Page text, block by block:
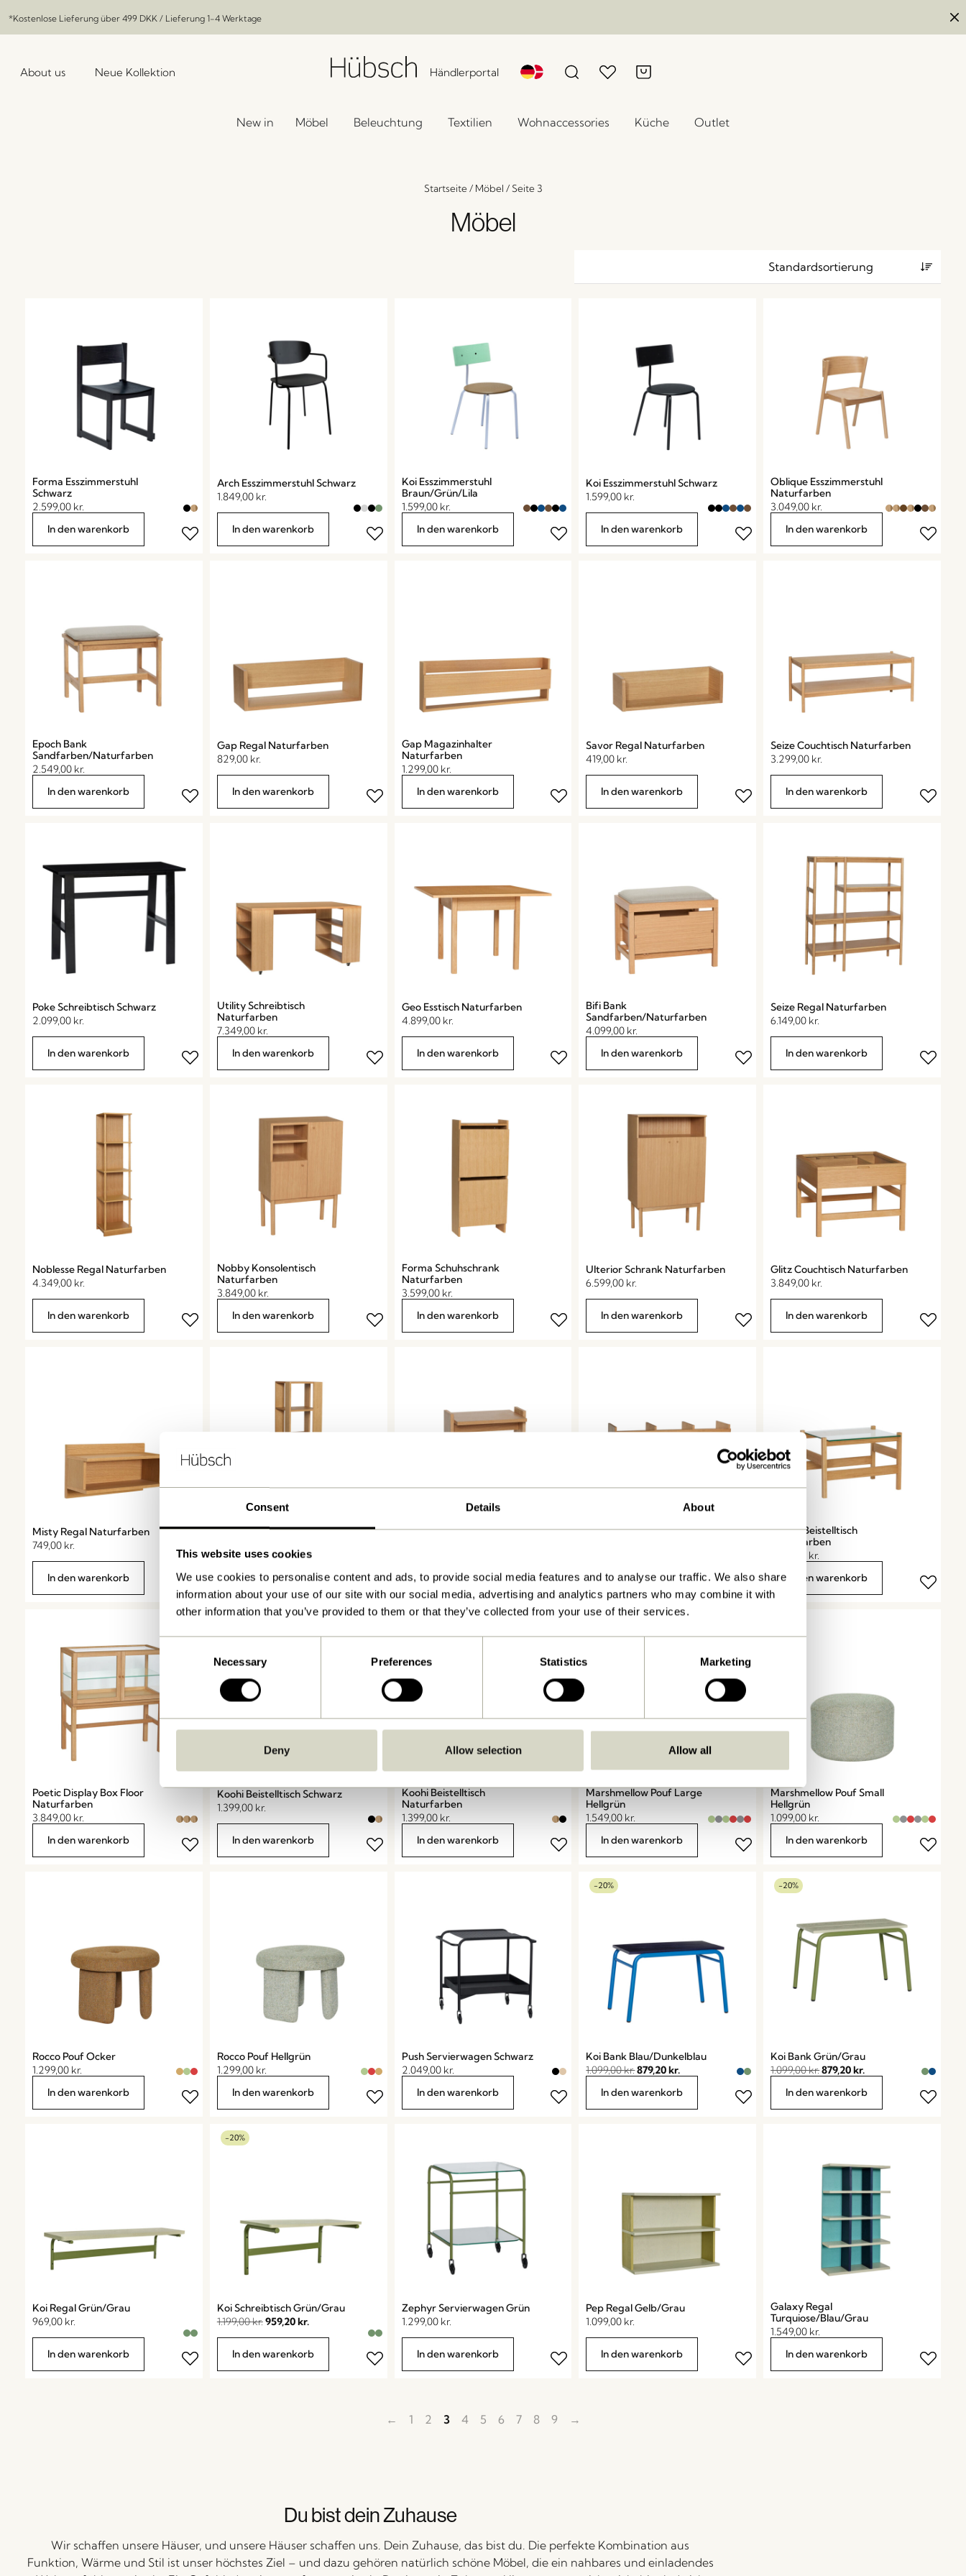
Consent Details About
This website uses cookies
We use cookies to personalise content and ads, to provide social media features and to analyse our traffic. We also share
information about your use of our site with our social media, advertising and analytics partners who may combine it with
other information that you’ve provided to them or that they’ve collected from your use of their services.
Necessary Preferences Statistics Marketing
Deny Allow selection Allow all
*Kostenlose Lieferung über 499 DKK / Lieferung 1-4 Werktage
About us Neue Kollektion Händlerportal
New in Möbel Beleuchtung Textilien Wohnaccessories Küche Outlet
Startseite/ Möbel / Seite 3
Möbel
Forma Esszimmerstuhl
Schwarz
2.599,00 kr.
In den warenkorb
Arch Esszimmerstuhl Schwarz
1.849,00 kr.
In den warenkorb
Koi Esszimmerstuhl
Braun/Grün/Lila
1.599,00 kr.
In den warenkorb
Koi Esszimmerstuhl Schwarz
1.599,00 kr.
In den warenkorb
Oblique Esszimmerstuhl
Naturfarben
3.049,00 kr.
In den warenkorb
Epoch Bank
Sandfarben/Naturfarben
2.549,00 kr.
In den warenkorb
Gap Regal Naturfarben
829,00 kr.
In den warenkorb
Gap Magazinhalter
Naturfarben
1.299,00 kr.
In den warenkorb
Savor Regal Naturfarben
419,00 kr.
In den warenkorb
Seize Couchtisch Naturfarben
3.299,00 kr.
In den warenkorb
Poke Schreibtisch Schwarz
2.099,00 kr.
In den warenkorb
Utility Schreibtisch
Naturfarben
7.349,00 kr.
In den warenkorb
Geo Esstisch Naturfarben
4.899,00 kr.
In den warenkorb
Bifi Bank
Sandfarben/Naturfarben
4.099,00 kr.
In den warenkorb
Seize Regal Naturfarben
6.149,00 kr.
In den warenkorb
Noblesse Regal Naturfarben
4.349,00 kr.
In den warenkorb
Nobby Konsolentisch
Naturfarben
3.849,00 kr.
In den warenkorb
Forma Schuhschrank
Naturfarben
3.599,00 kr.
In den warenkorb
Ulterior Schrank Naturfarben
6.599,00 kr.
In den warenkorb
Glitz Couchtisch Naturfarben
3.849,00 kr.
In den warenkorb
Misty Regal Naturfarben
749,00 kr.
In den warenkorb
Merge Regal Naturfarben
In den warenkorb
Futu Beistelltisch Naturfarben
In den warenkorb
Momentum Schrank
In den warenkorb
Ledge Beistelltisch
Naturfarben
kr.
In den warenkorb
Poetic Display Box Floor
Naturfarben
3.849,00 kr.
In den warenkorb
Koohi Beistelltisch Schwarz
1.399,00 kr.
In den warenkorb
Koohi Beistelltisch
Naturfarben
1.399,00 kr.
In den warenkorb
Marshmellow Pouf Large
Hellgrün
1.549,00 kr.
In den warenkorb
Marshmellow Pouf Small
Hellgrün
1.099,00 kr.
In den warenkorb
Rocco Pouf Ocker
1.299,00 kr.
In den warenkorb
Rocco Pouf Hellgrün
1.299,00 kr.
In den warenkorb
Push Servierwagen Schwarz
2.049,00 kr.
In den warenkorb
-20%
Koi Bank Blau/Dunkelblau
1.099,00kr.879,20kr.
In den warenkorb
-20%
Koi Bank Grün/Grau
1.099,00kr.879,20kr.
In den warenkorb
Koi Regal Grün/Grau
969,00 kr.
In den warenkorb
-20%
Koi Schreibtisch Grün/Grau
1.199,00kr.959,20kr.
In den warenkorb
Zephyr Servierwagen Grün
1.299,00 kr.
In den warenkorb
Pep Regal Gelb/Grau
1.099,00 kr.
In den warenkorb
Galaxy Regal
Turquiose/Blau/Grau
1.549,00 kr.
In den warenkorb
← 1 2 3 4 5 6 7 8 9 →
Du bist dein Zuhause
Wir schaffen unsere Häuser, und unsere Häuser schaffen uns. Dein Zuhause, das bist du. Die perfekte Kombination aus
Funktion, Wärme und Stil ist unser höchstes Ziel – und dazu gehören natürlich schöne Möbel, die ein nahbares und einladendes